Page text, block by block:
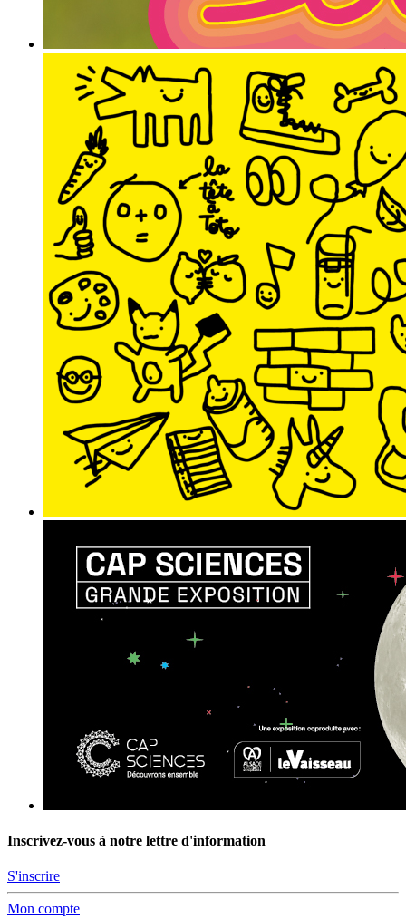
Inscrivez-vous à notre lettre d'information
S'inscrire
Mon compte